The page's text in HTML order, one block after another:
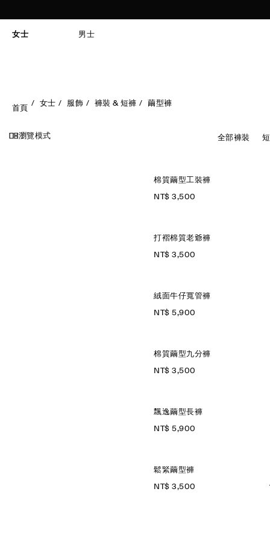
女士 男士
首頁
女士 服飾 褲裝 & 短褲 繭型褲
瀏覽模式 全部褲裝
棉質繭型工裝褲
NT$ 3,500
打褶棉質老爺褲
NT$ 3,500
絨面牛仔寬管褲
NT$ 5,900
棉質繭型九分褲
NT$ 3,500
飄逸繭型長褲
NT$ 5,900
鬆緊繭型褲
NT$ 3,500